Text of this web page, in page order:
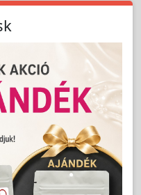
- 12mm - Long